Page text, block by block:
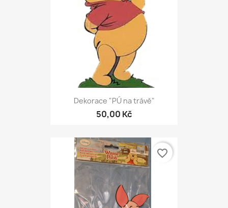
Dekorace "PÚ na trávě"
50,00 Kč
favorite_border